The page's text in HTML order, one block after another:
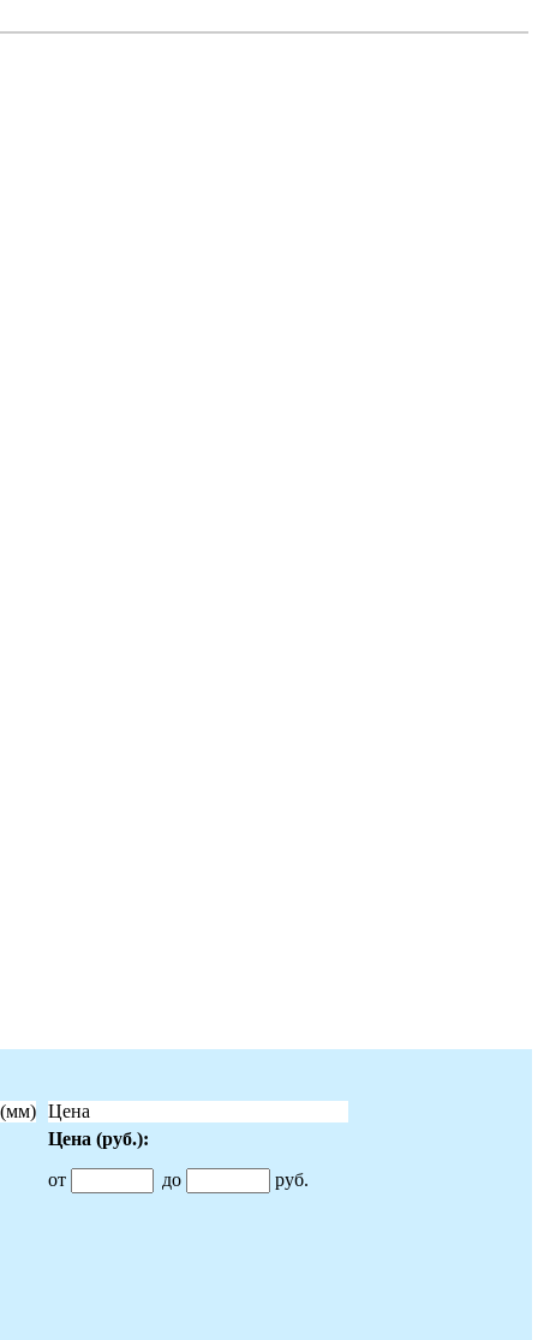
Цена
Цена (руб.):
от
до руб.